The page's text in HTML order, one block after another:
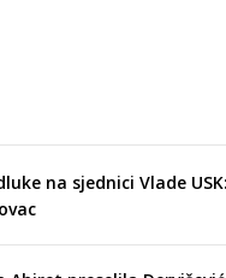
na sjednici Vlade